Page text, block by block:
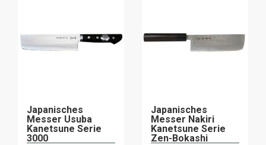
Japanisches
Messer Usuba
Kanetsune Serie
3000
Japanisches
Messer Nakiri
Kanetsune Serie
Zen-Bokashi